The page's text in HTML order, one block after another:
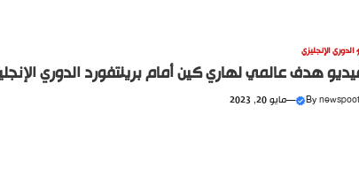
الدوري الإنجليزي
هدف عالمي لهاري كين أمام برينتفورد الدوري
By
—مايو 20, 2023